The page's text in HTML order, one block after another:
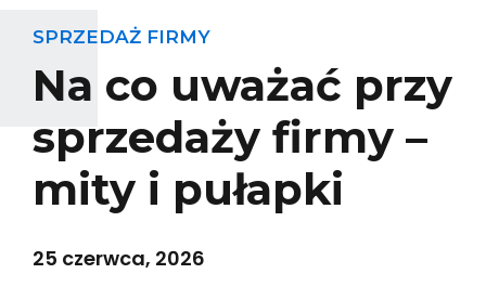
SPRZEDAŻ FIRMY
Na co uważać przy
sprzedaży firmy –
mity i pułapki
25 czerwca, 2026